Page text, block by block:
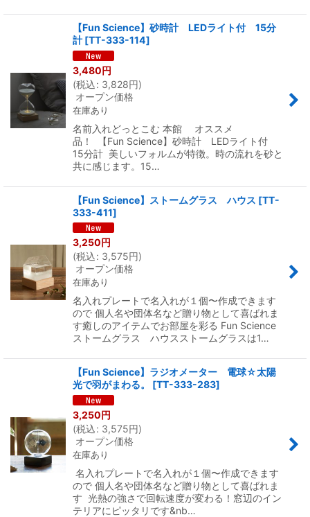
【Fun Science】砂時計 LEDライト付 15分
計 [TT-333-114]
3,480円
(税込: 3,828円)
オープン価格
在庫あり
名前入れどっとこむ 本館 オススメ
品！ 【Fun Science】砂時計 LEDライト付
15分計 美しいフォルムが特徴。時の流れを砂と
共に感じます。15…
【Fun Science】ストームグラス ハウス [TT-
333-411]
3,250円
(税込: 3,575円)
オープン価格
在庫あり
名入れプレートで名入れが１個〜作成できます
ので 個人名や団体名など贈り物として喜ばれま
す癒しのアイテムでお部屋を彩る Fun Science
ストームグラス ハウスストームグラスは1…
【Fun Science】ラジオメーター 電球☆太陽
光で羽がまわる。
[TT-333-283]
3,250円
(税込: 3,575円)
オープン価格
在庫あり
名入れプレートで名入れが１個〜作成できます
ので 個人名や団体名など贈り物として喜ばれま
す 光熱の強さで回転速度が変わる！窓辺のイン
テリアにピッタリです&nb…